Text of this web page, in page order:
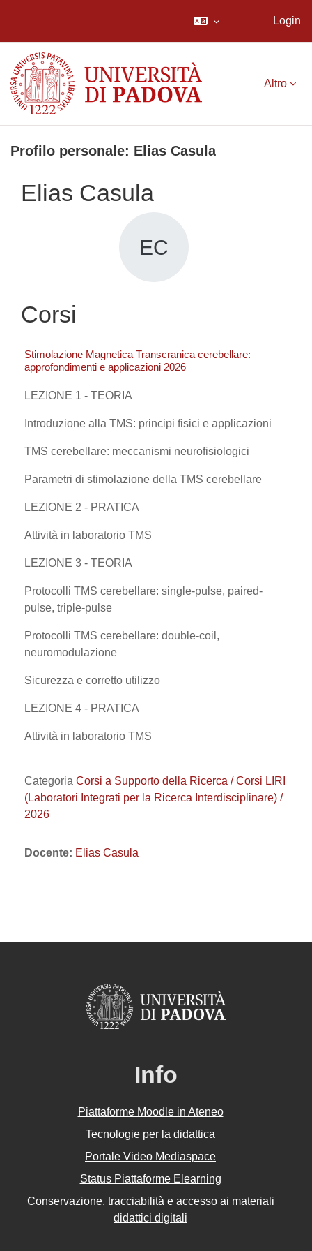
Login
Altro
Profilo personale: Elias Casula
Elias Casula
EC
Corsi
Stimolazione Magnetica Transcranica cerebellare:
approfondimenti e applicazioni 2026
LEZIONE 1 - TEORIA
Introduzione alla TMS: principi fisici e applicazioni
TMS cerebellare: meccanismi neurofisiologici
Parametri di stimolazione della TMS cerebellare
LEZIONE 2 - PRATICA
Attività in laboratorio TMS
LEZIONE 3 - TEORIA
Protocolli TMS cerebellare: single-pulse, paired-
pulse, triple-pulse
Protocolli TMS cerebellare: double-coil,
neuromodulazione
Sicurezza e corretto utilizzo
LEZIONE 4 - PRATICA
Attività in laboratorio TMS
Categoria Corsi a Supporto della Ricerca / Corsi LIRI
(Laboratori Integrati per la Ricerca Interdisciplinare) /
2026
Docente: Elias Casula
Info
Piattaforme Moodle in Ateneo
Tecnologie per la didattica
Portale Video Mediaspace
Status Piattaforme Elearning
Conservazione, tracciabilità e accesso ai materiali
didattici digitali